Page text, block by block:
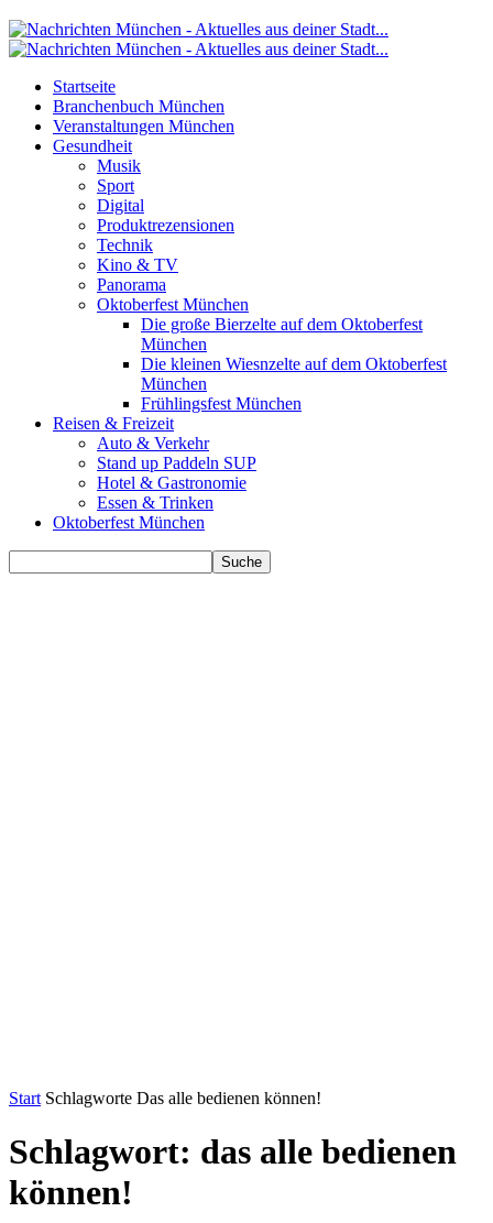
Startseite
Branchenbuch München
Veranstaltungen München
Gesundheit
Musik
Sport
Digital
Produktrezensionen
Technik
Kino & TV
Panorama
Oktoberfest München
Die große Bierzelte auf dem Oktoberfest
München
Die kleinen Wiesnzelte auf dem Oktoberfest
München
Frühlingsfest München
Reisen & Freizeit
Auto & Verkehr
Stand up Paddeln SUP
Hotel & Gastronomie
Essen & Trinken
Oktoberfest München
Start Schlagworte Das alle bedienen können!
Schlagwort: das alle bedienen
können!